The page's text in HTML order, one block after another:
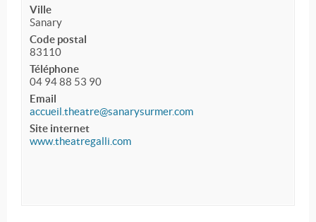
Ville
Sanary
Code postal
83110
Téléphone
04 94 88 53 90
Email
accueil.theatre@sanarysurmer.com
Site internet
www.theatregalli.com